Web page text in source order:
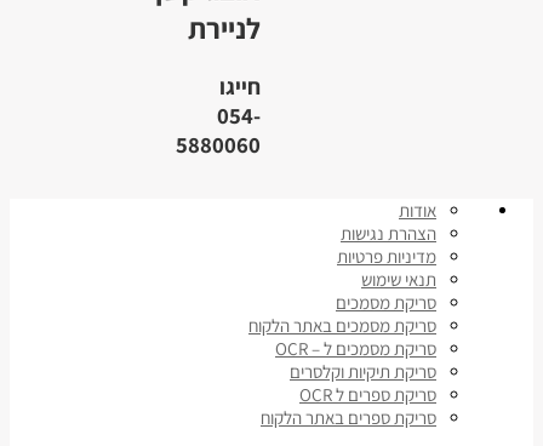
לניירת
חייגו
054-
5880060
אודות
הצהרת נגישות
מדיניות פרטיות
תנאי שימוש
סריקת מסמכים
סריקת מסמכים באתר הלקוח
סריקת מסמכים ל – OCR
סריקת תיקיות וקלסרים
סריקת ספרים ל OCR
סריקת ספרים באתר הלקוח